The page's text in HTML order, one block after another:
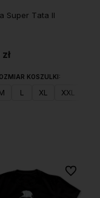
Super Tata II
KOSZULKI:
L XL XXL
Do